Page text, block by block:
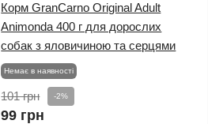
Корм GranCarno Original Adult
Animonda 400 г для дорослих
собак з яловичиною та серцями
Немає в наявності
101 грн -2%
99 грн